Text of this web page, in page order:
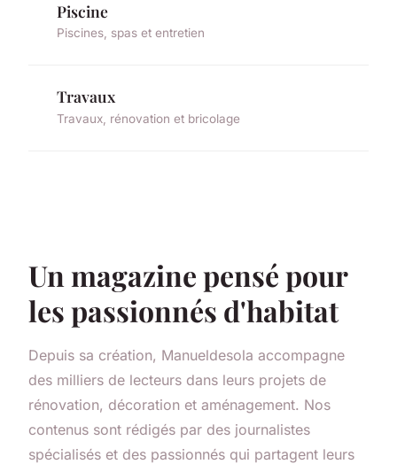
Piscine
Piscines, spas et entretien
Travaux
Travaux, rénovation et bricolage
Un magazine pensé pour
les passionnés d'habitat
Depuis sa création, Manueldesola accompagne
des milliers de lecteurs dans leurs projets de
rénovation, décoration et aménagement. Nos
contenus sont rédigés par des journalistes
spécialisés et des passionnés qui partagent leurs